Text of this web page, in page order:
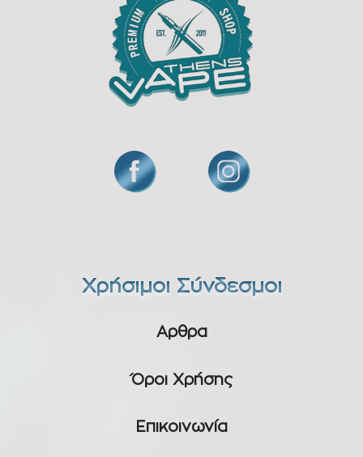
Χρήσιμοι Σύνδεσμοι
Αρθρα
Όροι Χρήσης
Επικοινωνία